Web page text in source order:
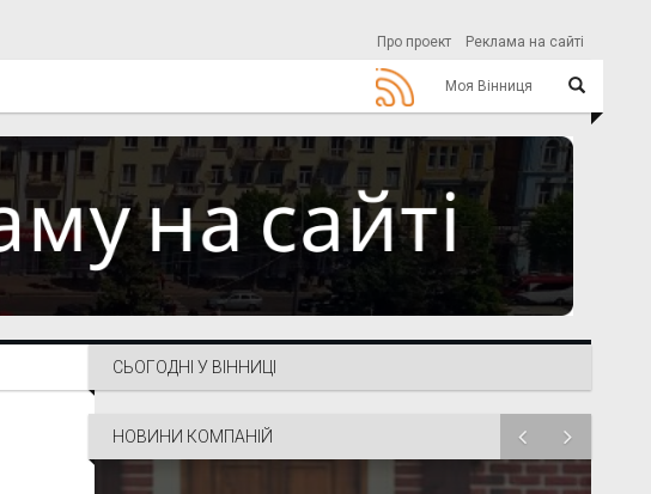
Про проект Реклама на сайті
Моя Вінниця
СЬОГОДНІ У ВІННИЦІ
НОВИНИ КОМПАНІЙ